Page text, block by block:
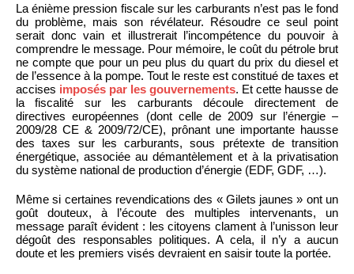
La énième pression fiscale sur les carburants n’est pas le fond
du problème, mais son révélateur. Résoudre ce seul point
serait donc vain et illustrerait l’incompétence du pouvoir à
comprendre le message. Pour mémoire, le coût du pétrole brut
ne compte que pour un peu plus du quart du prix du diesel et
de l’essence à la pompe. Tout le reste est constitué de taxes et
accises imposés par les gouvernements. Et cette hausse de
la fiscalité sur les carburants découle directement de
directives européennes (dont celle de 2009 sur l’énergie –
2009/28 CE & 2009/72/CE), prônant une importante hausse
des taxes sur les carburants, sous prétexte de transition
énergétique, associée au démantèlement et à la privatisation
du système national de production d’énergie (EDF, GDF, …).
Même si certaines revendications des « Gilets jaunes » ont un
goût douteux, à l’écoute des multiples intervenants, un
message paraît évident : les citoyens clament à l’unisson leur
dégoût des responsables politiques. A cela, il n’y a aucun
doute et les premiers visés devraient en saisir toute la portée.